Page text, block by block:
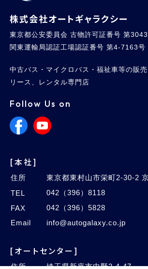
株式会社オートギャラクシー
東京都公安委員会 古物許可証番号 第
関東運輸局認証工場認証番号 第4-7163号
中古バス・マイクロバス・福祉車等の販売
リース、レンタル専門店
Follow Us on
[本社]
住所
東京都東村山市栄町2-30-2
TEL
042（396）8118
FAX
042（396）5828
Email
info@autogalaxy.co.jp
[オートセンター]
住所 埼玉県新座市中野2-4-47